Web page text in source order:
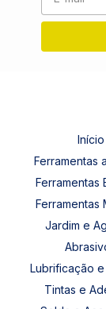
Início
Ferramentas
Ferramentas
Ferramentas
Jardim e
Lubrificação e
Tintas e